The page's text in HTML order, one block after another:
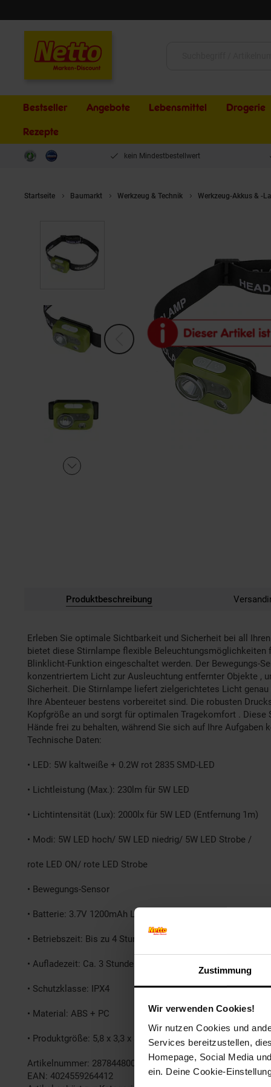
Zustimmung
Wir verwenden Cookies!
Wir nutzen Cookies und
Services bereitzustellen,
Homepage, Social Media
ein. Deine Cookie-
Bestseller Angebote Lebensmittel Drogerie
Rezepte
kein Mindestbestellwert
Startseite Baumarkt Werkzeug & Technik Werkzeug-Akkus & -
Produktbeschreibung
Erleben Sie optimale Sichtbarkeit und Sicherheit bei all
bietet diese Stirnlampe flexible
Blinklicht-Funktion eingeschaltet werden. Der Bewegungs-
konzentriertem Licht zur Ausleuchtung entfernter Objekte ,
Sicherheit. Die Stirnlampe liefert zielgerichtetes Licht
Ihre Abenteuer bestens vorbereitet sind. Die robusten
Kopfgröße an und sorgt für optimalen Tragekomfort .
Hände frei zu behalten, während Sie sich auf Ihre
Technische Daten:
• LED: 5W kaltweiße + 0.2W rot 2835 SMD-LED
• Lichtleistung (Max.): 230lm für 5W LED
• Lichtintensität (Lux): 2000lx für 5W LED (Entfernung 1m)
• Modi: 5W LED hoch/ 5W LED niedrig/ 5W LED Strobe /
rote LED ON/ rote LED Strobe
• Bewegungs-Sensor
• Batterie: 3.7V 1200mAh Li-Polymere
• Betriebszeit: Bis zu 4 Stunden für 5W LED
• Aufladezeit: Ca. 3 Stunden
• Schutzklasse: IPX4
• Material: ABS + PC
• Produktgröße: 5,8 x 3,3 x 39 cm
Artikelnummer: 2878448000
EAN: 4024559264412